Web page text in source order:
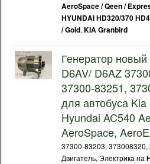
AeroSpace / Qeen /
HYUNDAI HD320/370
/ Gold, KIA Granbird
Генератор
D6AV/ D6AZ
37300-83251,
для автобуса
Hyundai AC540
AeroSpace,
37300-83203,
Двигатель, Электрика на